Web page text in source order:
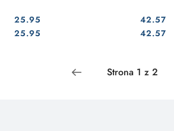
Cena:
25.95
Cena:
25.95 Cena:
42.57
Cena:
42.57